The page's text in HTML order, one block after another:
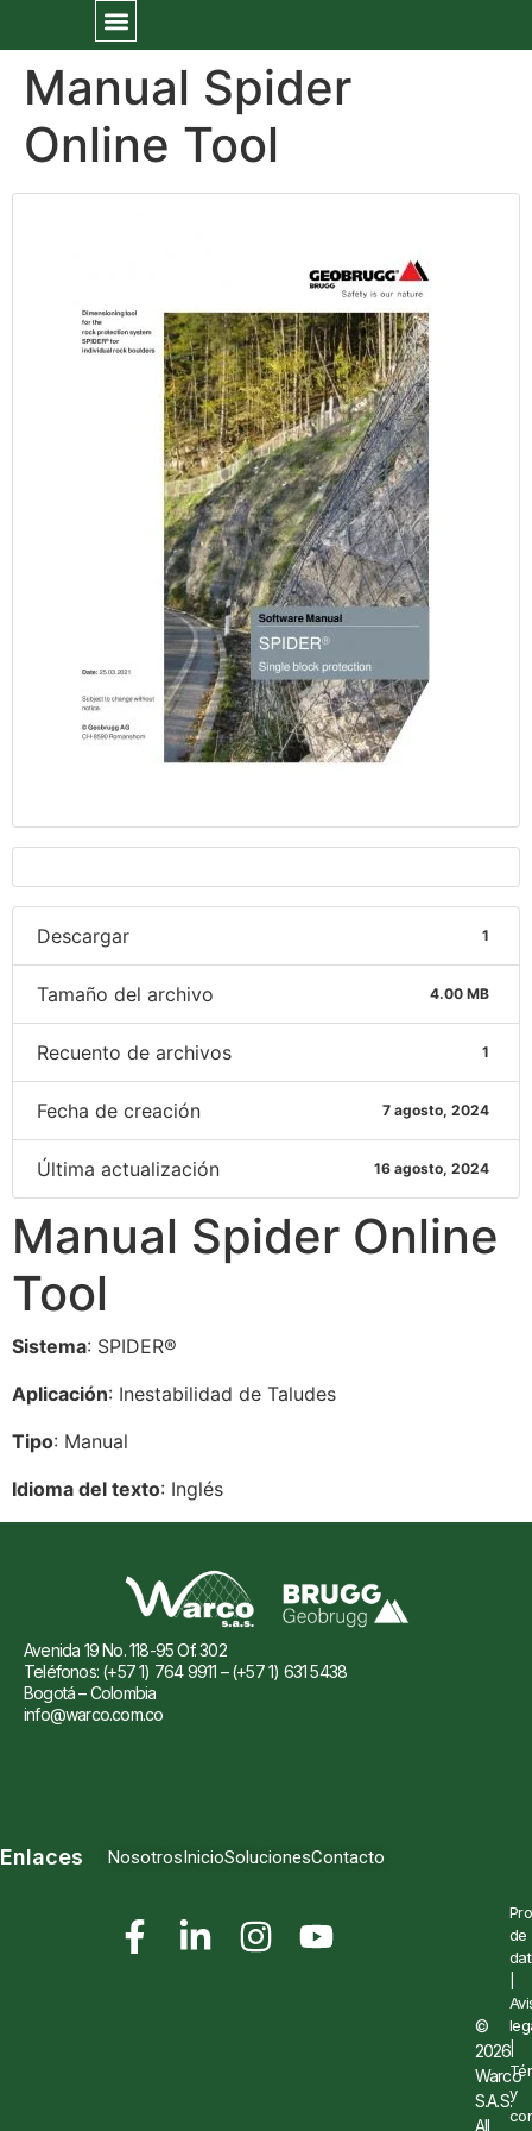
Manual Spider
Online Tool
Descargar 1
Tamaño del archivo 4.00 MB
Recuento de archivos 1
Fecha de creación 7 agosto, 2024
Última actualización 16 agosto, 2024
Manual Spider Online
Tool
Sistema: SPIDER®
Aplicación: Inestabilidad de Taludes
Tipo: Manual
Idioma del texto: Inglés
Avenida 19 No. 118-95 Of. 302
Teléfonos: (+57 1) 764 9911 – (+57 1) 631 5438
Bogotá – Colombia
info@warco.com.co
Enlaces NosotrosInicioSolucionesContacto
©
2026
Warco
S.A.S.
All
de
|
y